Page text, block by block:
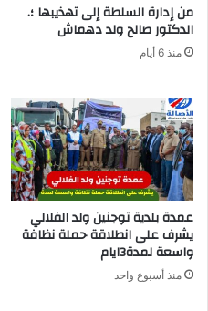
من إدارة السلطة إلى تهذيبها ؛.
الدكتور صالح ولد دهماش
منذ 6 أيام
عمدة بلدية توجنين ولد الفلالي
يشرف على انطلاقة حملة نظافة
واسعة لمدة3ايام
منذ أسبوع واحد